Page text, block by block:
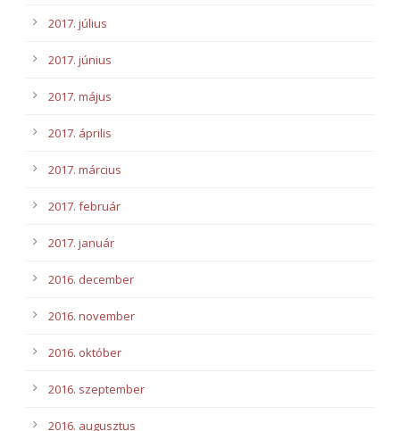
2017. július
2017. június
2017. május
2017. április
2017. március
2017. február
2017. január
2016. december
2016. november
2016. október
2016. szeptember
2016. augusztus